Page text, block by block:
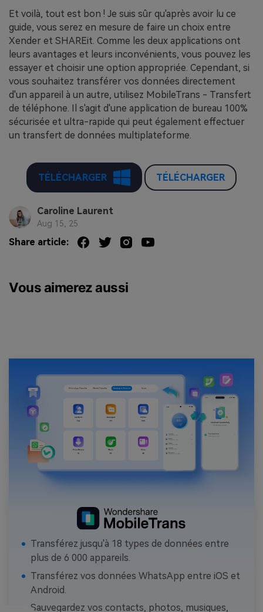
Et voilà, tout est bon ! Je suis sûr qu'après avoir lu ce
guide, vous serez en mesure de faire un choix entre
Xender et SHAREit. Comme les deux applications ont
leurs avantages et leurs inconvénients, vous pouvez les
essayer et choisir une option appropriée. Cependant, si
vous souhaitez transférer vos données directement
d'un appareil à un autre, utilisez MobileTrans - Transfert
de téléphone. Il s'agit d'une application de bureau 100%
sécurisée et ultra-rapide qui peut également effectuer
un transfert de données multiplateforme.
TÉLÉCHARGER TÉLÉCHARGER
Caroline Laurent
Aug 15, 25
Share article:
Vous aimerez aussi
Transférez jusqu'à 18 types de données entre
plus de 6 000 appareils.
Transférez vos données WhatsApp entre iOS et
Android.
Sauvegardez vos contacts, photos, musiques,